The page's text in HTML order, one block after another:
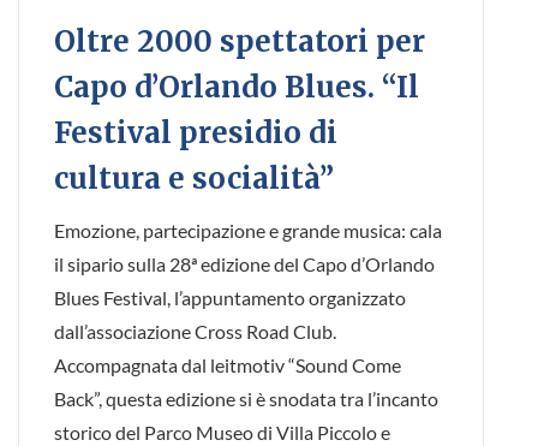
Oltre 2000 spettatori per
Capo d’Orlando Blues. “Il
Festival presidio di
cultura e socialità”
Emozione, partecipazione e grande musica: cala
il sipario sulla 28ª edizione del Capo d’Orlando
Blues Festival, l’appuntamento organizzato
dall’associazione Cross Road Club.
Accompagnata dal leitmotiv “Sound Come
Back”, questa edizione si è snodata tra l’incanto
storico del Parco Museo di Villa Piccolo e